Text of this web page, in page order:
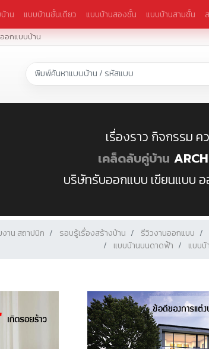
าน แบบบ้านชั้นเดียว แบบบ้านสองชั้น แบบบ้านสามชั้น
ออกแบบบ้าน
เรื่องราว กิจกรรม ค
เคล็ดลับคู่บ้าน
บริษัทรับออกแบบ เขียนแบบ
งาน สถาปนิก รอบรู้เรื่องสร้างบ้าน รีวิวงานออกแบบ
แบบบ้านบนดาดฟ้า
แบบบ้